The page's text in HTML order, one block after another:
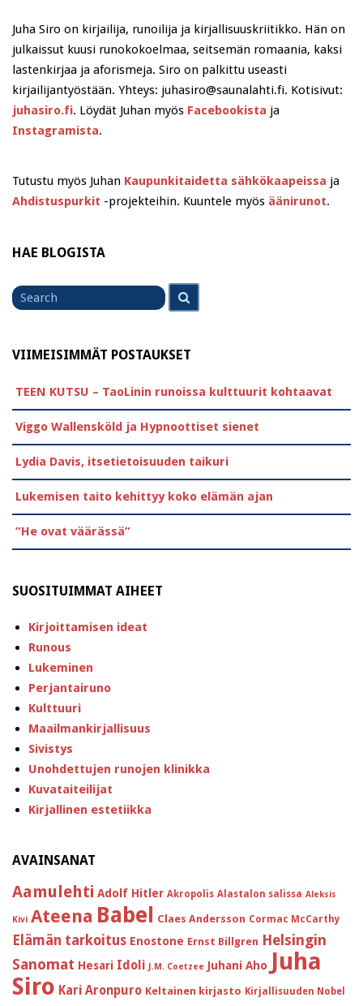
Juha Siro on kirjailija, runoilija ja kirjallisuuskriitikko. Hän on
julkaissut kuusi runokokoelmaa, seitsemän romaania, kaksi
lastenkirjaa ja aforismeja. Siro on palkittu useasti
kirjailijantyöstään. Yhteys: juhasiro@saunalahti.fi. Kotisivut:
juhasiro.fi. Löydät Juhan myös Facebookista ja
Instagramista.
Tutustu myös Juhan Kaupunkitaidetta sähkökaapeissa ja
Ahdistuspurkit -projekteihin. Kuuntele myös äänirunot.
HAE BLOGISTA
Search
for
VIIMEISIMMÄT POSTAUKSET
TEEN KUTSU – TaoLinin runoissa kulttuurit kohtaavat
Viggo Wallensköld ja Hypnoottiset sienet
Lydia Davis, itsetietoisuuden taikuri
Lukemisen taito kehittyy koko elämän ajan
”He ovat väärässä”
SUOSITUIMMAT AIHEET
Kirjoittamisen ideat
Runous
Lukeminen
Perjantairuno
Kulttuuri
Maailmankirjallisuus
Sivistys
Unohdettujen runojen klinikka
Kuvataiteilijat
Kirjallinen estetiikka
AVAINSANAT
Aamulehti Adolf Hitler Akropolis Alastalon salissa Aleksis
Kivi Ateena Babel Claes Andersson Cormac McCarthy
Elämän tarkoitus Enostone Ernst Billgren Helsingin
Sanomat Hesari Idoli J.M. Coetzee Juhani Aho Juha
Siro Kari Aronpuro Keltainen kirjasto Kirjallisuuden Nobel